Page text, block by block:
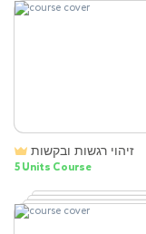
זיהוי רגשות ובקשות
5 Units Course